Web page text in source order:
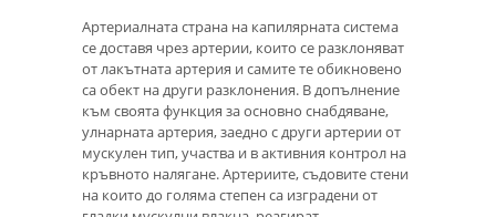
Артериалната страна на капилярната система
се доставя чрез артерии, които се разклоняват
от лакътната артерия и самите те обикновено
са обект на други разклонения. В допълнение
към своята функция за основно снабдяване,
улнарната артерия, заедно с други артерии от
мускулен тип, участва и в активния контрол на
кръвното налягане. Артериите, съдовите стени
на които до голяма степен са изградени от